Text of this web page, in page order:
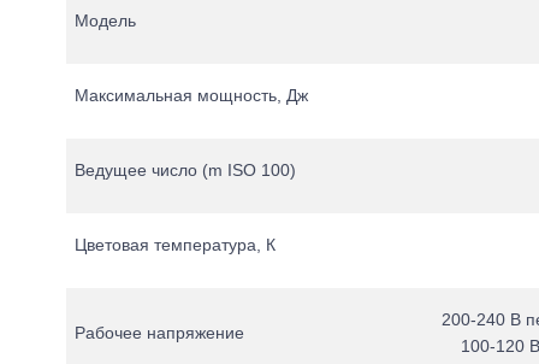
Модель
Максимальная мощность, Дж
Ведущее число (m ISO 100)
Цветовая температура, К
Рабочее напряжение
200-240 В
100-120